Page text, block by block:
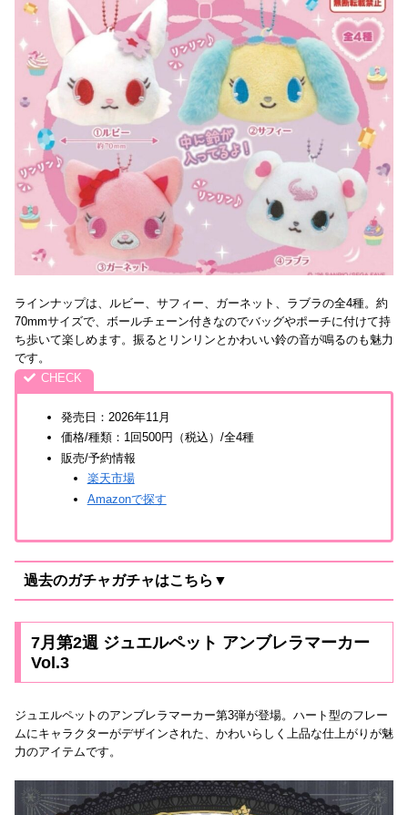
ラインナップは、ルビー、サフィー、ガーネット、ラブラの全4種。約
70mmサイズで、ボールチェーン付きなのでバッグやポーチに付けて持
ち歩いて楽しめます。振るとリンリンとかわいい鈴の音が鳴るのも魅力
です。
発売日：2026年11月
価格/種類：1回500円（税込）/全4種
販売/予約情報
楽天市場
Amazonで探す
過去のガチャガチャはこちら▼
7月第2週 ジュエルペット アンブレラマーカー
Vol.3
ジュエルペットのアンブレラマーカー第3弾が登場。ハート型のフレー
ムにキャラクターがデザインされた、かわいらしく上品な仕上がりが魅
力のアイテムです。